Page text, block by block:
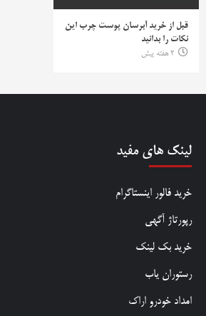
قبل از خرید آبرسان پوست چرب این
نکات را بدانید
2 هفته پیش
لینک های مفید
خرید فالور اینستاگرام
رپورتاژ آگهی
خرید بک لینک
رستوران یاب
امداد خودرو اراک